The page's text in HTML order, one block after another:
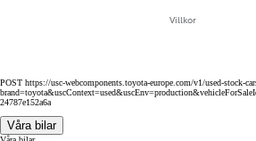
Villkor
POST https://usc-webcomponents.toyota-europe.com/v1/used-stock-
24787e152a6a
Våra bilar